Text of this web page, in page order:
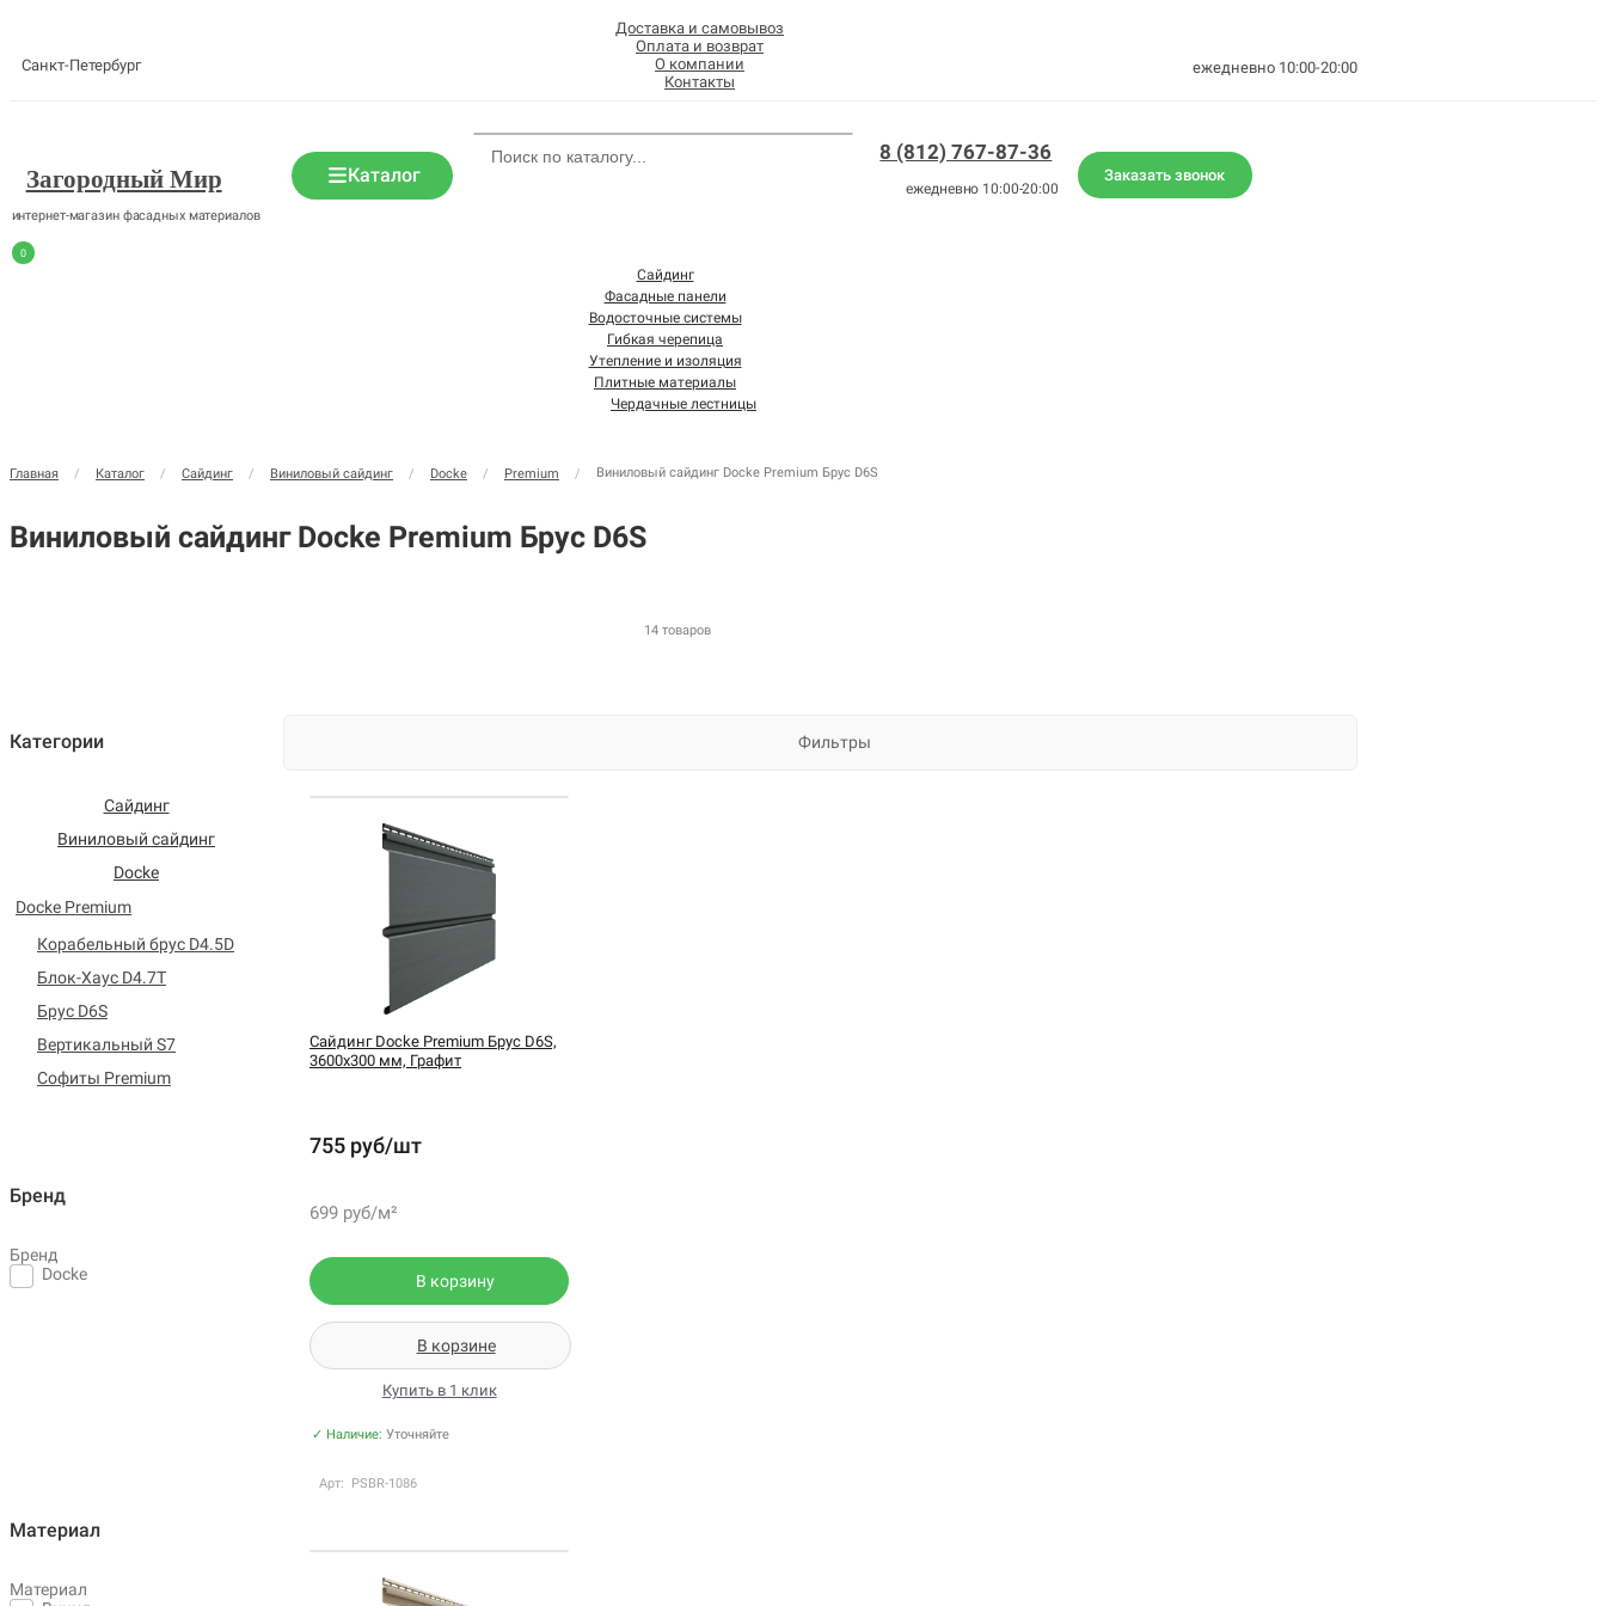
Санкт-Петербург
Доставка и самовывоз
Оплата и возврат
О компании
Контакты
ежедневно 10:00-20:00
Загородный Мир
интернет-магазин фасадных материалов
Каталог
8 (812) 767-87-36
ежедневно 10:00-20:00
Заказать звонок
0
Сайдинг
Фасадные панели
Водосточные системы
Гибкая черепица
Утепление и изоляция
Плитные материалы
Чердачные лестницы
Главная / Каталог / Сайдинг / Виниловый сайдинг / Docke / Premium / Виниловый сайдинг Docke Premium Брус D6S
Виниловый сайдинг Docke Premium Брус D6S
14 товаров
Категории
Сайдинг
Виниловый сайдинг
Docke
Docke Premium
Корабельный брус D4.5D
Блок-Хаус D4.7T
Брус D6S
Вертикальный S7
Софиты Premium
Бренд
Бренд
Docke
Материал
Материал
Фильтры
Сайдинг Docke Premium Брус D6S,
3600х300 мм, Графит
755 руб/шт
699 руб/м²
В корзину
В корзине
Купить в 1 клик
✓ Наличие:Уточняйте
Арт: PSBR-1086